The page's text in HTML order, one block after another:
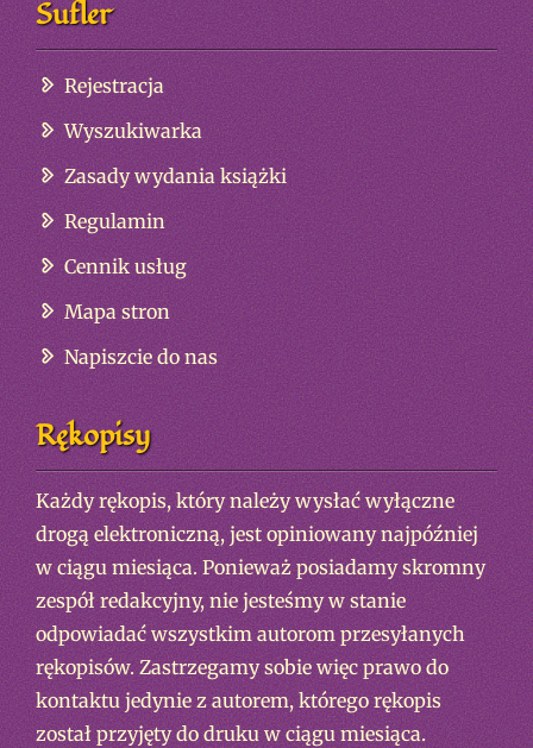
Sufler
Rejestracja
Wyszukiwarka
Zasady wydania książki
Regulamin
Cennik usług
Mapa stron
Napiszcie do nas
Rękopisy
Każdy rękopis, który należy wysłać wyłączne
drogą elektroniczną, jest opiniowany najpóźniej
w ciągu miesiąca. Ponieważ posiadamy skromny
zespół redakcyjny, nie jesteśmy w stanie
odpowiadać wszystkim autorom przesyłanych
rękopisów. Zastrzegamy sobie więc prawo do
kontaktu jedynie z autorem, którego rękopis
został przyjęty do druku w ciągu miesiąca.